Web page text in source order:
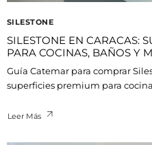
SILESTONE
SILESTONE EN CARACAS:
PARA COCINAS, BAÑOS Y
Guía Catemar para comprar
superficies premium para
Leer Más